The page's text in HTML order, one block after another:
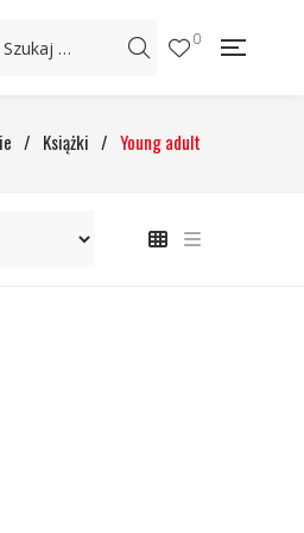
0
/ Książki / Young adult